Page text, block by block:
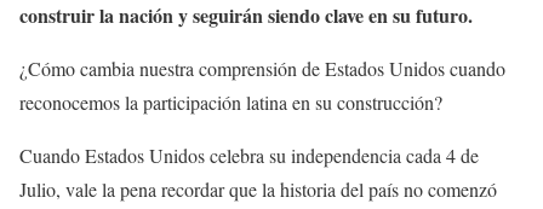
construir la nación y seguirán siendo clave en su futuro.
¿Cómo cambia nuestra comprensión de Estados Unidos cuando
reconocemos la participación latina en su construcción?
Cuando Estados Unidos celebra su independencia cada 4 de
Julio, vale la pena recordar que la historia del país no comenzó